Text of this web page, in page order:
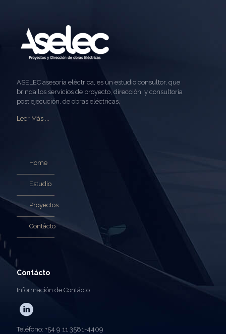
ASELEC asesoría eléctrica, es un estudio consultor, que
brinda los servicios de proyecto, dirección, y consultoría
post ejecución, de obras eléctricas.
Leer Más ...
Home
Estudio
Proyectos
Contácto
Contácto
Información de Contácto
Teléfono: +54 9 11 3581-4409